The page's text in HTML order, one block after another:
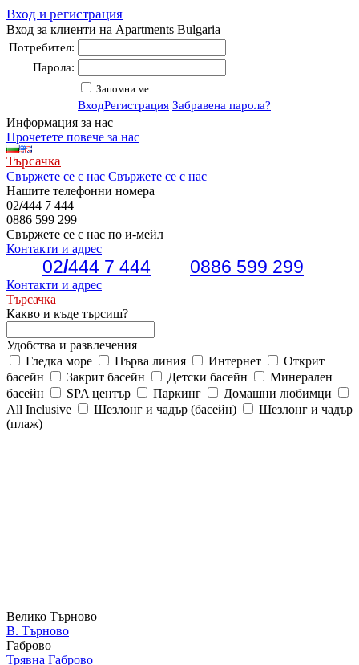
Вход и регистрация
Вход за клиенти на Apartments Bulgaria
Потребител:
Парола:
Запомни ме
ВходРегистрация Забравена парола?
Информация за нас
Прочетете повече за нас
Търсачка
Свържете се с нас Свържете се с нас
Нашите телефонни номера
02/444 7 444
0886 599 299
Свържете се с нас по и-мейл
Контакти и адрес
02/444 7 444 0886 599 299
Контакти и адрес
Търсачка
Какво и къде търсиш?
Удобства и развлечения
Гледка море
Първа линия Интернет
Открит
басейн
Закрит басейн Детски басейн
Минерален
басейн
SPA център Паркинг
Домашни любимци
All Inclusive
Шезлонг и чадър (басейн)
Шезлонг и чадър
(плаж)
Велико Търново
В. Търново
Габрово
Трявна Габрово